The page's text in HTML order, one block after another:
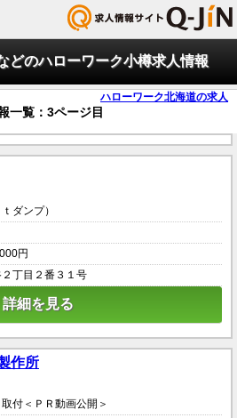
のハローワーク小樽求人情報
ハローワーク北海道の求人
一覧：3ページ目
ダンプ）
円
丁目２番３１号
詳細を見る
作所
付＜ＰＲ動画公開＞